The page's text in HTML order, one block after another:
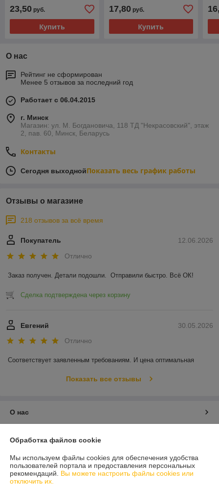
23,50 руб.
Купить
17,80руб.
Купить
О нас
Рейтинг не сформирован
Менее 5 отзывов за последний год
Работает с 06.04.2015
г. Минск
Магазин: ул. М. Богдановича, 118 ТД "Некрасовский", этаж
2, пав. 60, Минск, Беларусь
Контакты
Сегодня выходнойПоказать весь график работы
Отзывы о магазине
218 отзывов за всё время
12.06.2026
Покупатель
Отлично
Заказ получен. Детали подошли.  Отправили быстро. Всё ОК!
Сделка подтверждена через корзину
30.05.2026
Евгений
Отлично
Соответствует заявленным требованиям. И цена оптимальная
Показать все отзывы
О нас
Доставка и оплата
График работы
Обработка файлов cookie
Мы используем файлы cookies для обеспечения удобства
пользователей портала и предоставления персональных
рекомендаций. Вы можете настроить файлы cookies или
отключить их.